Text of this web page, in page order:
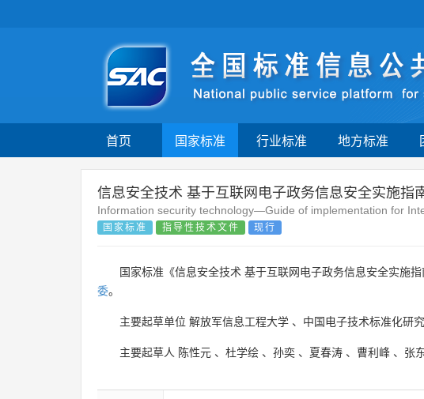
首页 国家标准 行业标准 地方标准
信息安全技术 基于互联网电子政务信息安全实施指
Information security technology—Guide of implementation for
国家标准 指导性技术文件 现行
国家标准《信息安全技术 基于互联网电子政务信息安全实施
委。
主要起草单位 解放军信息工程大学 、 中国电子技术标准化研
主要起草人 陈性元 、 杜学绘 、 孙奕 、 夏春涛 、 曹利峰 、 张